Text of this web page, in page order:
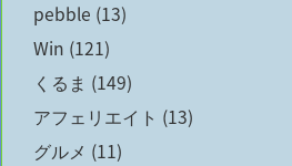
pebble (13)
Win (121)
くるま (149)
アフェリエイト (13)
グルメ (11)